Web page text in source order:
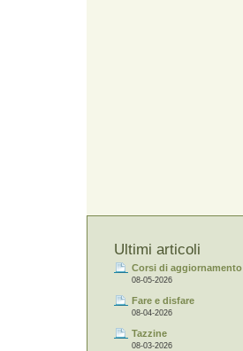
Ultimi articoli
Corsi di aggiornamento
08-05-2026
Fare e disfare
08-04-2026
Tazzine
08-03-2026